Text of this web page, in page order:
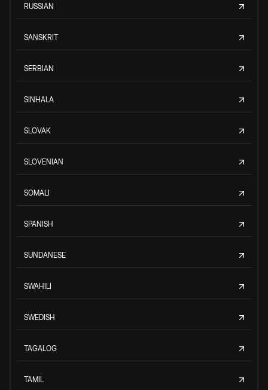
RUSSIAN
SANSKRIT
SERBIAN
SINHALA
SLOVAK
SLOVENIAN
SOMALI
SPANISH
SUNDANESE
SWAHILI
SWEDISH
TAGALOG
TAMIL